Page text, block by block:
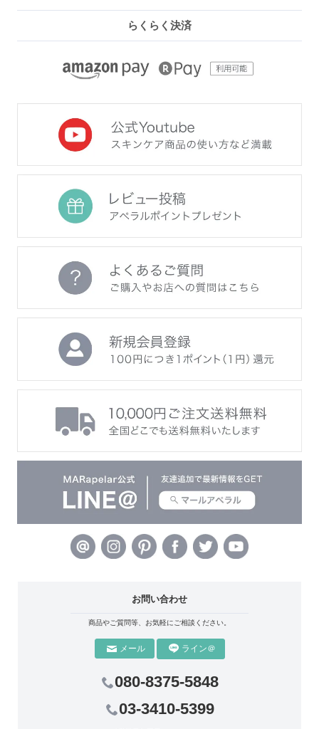
らくらく決済
お問い合わせ
商品やご質問等、お気軽にご相談ください。
メール ライン＠
080-8375-5848
03-3410-5399